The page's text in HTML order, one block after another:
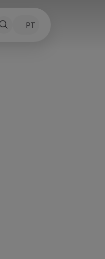
Alterar idioma:
PT